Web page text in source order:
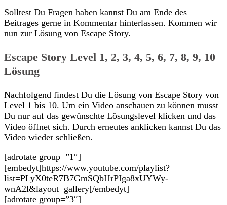
Solltest Du Fragen haben kannst Du am Ende des
Beitrages gerne in Kommentar hinterlassen. Kommen wir
nun zur Lösung von Escape Story.
Escape Story Level 1, 2, 3, 4, 5, 6, 7, 8, 9, 10
Lösung
Nachfolgend findest Du die Lösung von Escape Story von
Level 1 bis 10. Um ein Video anschauen zu können musst
Du nur auf das gewünschte Lösungslevel klicken und das
Video öffnet sich. Durch erneutes anklicken kannst Du das
Video wieder schließen.
[adrotate group=”1″]
[embedyt]https://www.youtube.com/playlist?
list=PLyX0teR7B7GmSQbHrPIga8xUYWy-
wnA2l&layout=gallery[/embedyt]
[adrotate group=”3″]